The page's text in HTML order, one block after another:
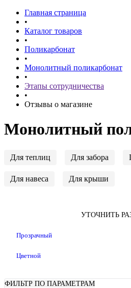
Главная страница
•
Каталог товаров
•
Поликарбонат
•
Монолитный поликарбонат
•
Этапы сотрудничества
•
Отзывы о магазине
Монолитный
Для теплиц Для забора
Для навеса Для крыши
УТОЧНИТЬ
Прозрачный
Цветной
ФИЛЬТР ПО ПАРАМЕТРАМ